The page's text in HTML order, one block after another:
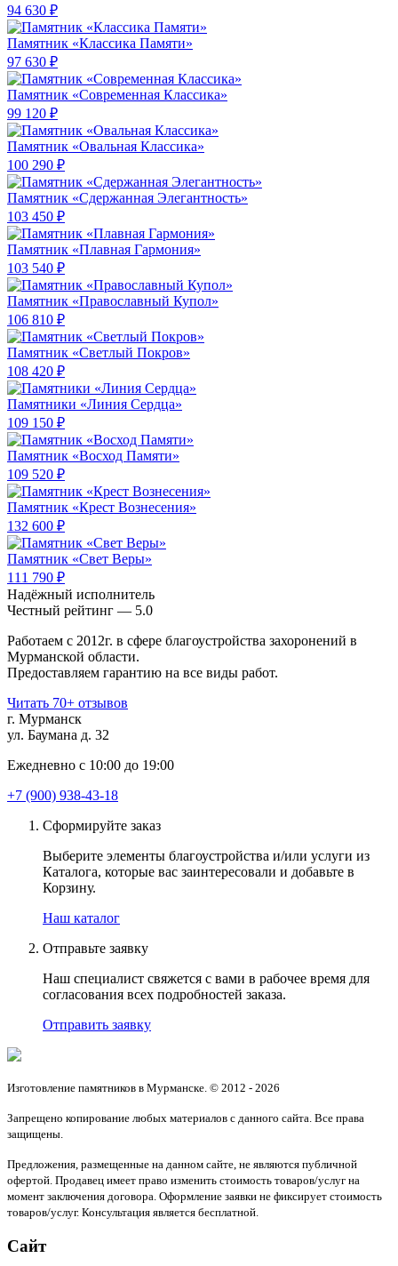
94 630 ₽
Памятник «Классика Памяти»
97 630 ₽
Памятник «Современная Классика»
99 120 ₽
Памятник «Овальная Классика»
100 290 ₽
Памятник «Сдержанная Элегантность»
103 450 ₽
Памятник «Плавная Гармония»
103 540 ₽
Памятник «Православный Купол»
106 810 ₽
Памятник «Светлый Покров»
108 420 ₽
Памятники «Линия Сердца»
109 150 ₽
Памятник «Восход Памяти»
109 520 ₽
Памятник «Крест Вознесения»
132 600 ₽
Памятник «Свет Веры»
111 790 ₽
Надёжный исполнитель
Чеcтный рейтинг — 5.0
Работаем с 2012г. в сфере благоустройства захоронений в
Мурманской области.
Предоставляем гарантию на все виды работ.
Читать 70+ отзывов
г. Мурманск
ул. Баумана д. 32
Ежедневно с 10:00 до 19:00
+7 (900) 938-43-18
Сформируйте заказ
Выберите элементы благоустройства и/или услуги из
Каталога, которые вас заинтересовали и добавьте в
Корзину.
Наш каталог
Отправьте заявку
Наш специалист свяжется с вами в рабочее время для
согласования всех подробностей заказа.
Отправить заявку
Изготовление памятников в Мурманске. © 2012 - 2026
Запрещено копирование любых материалов с данного сайта. Все права
защищены.
Предложения, размещенные на данном сайте, не являются публичной
офертой. Продавец имеет право изменить стоимость товаров/услуг на
момент заключения договора. Оформление заявки не фиксирует стоимость
товаров/услуг. Консультация является бесплатной.
Сайт